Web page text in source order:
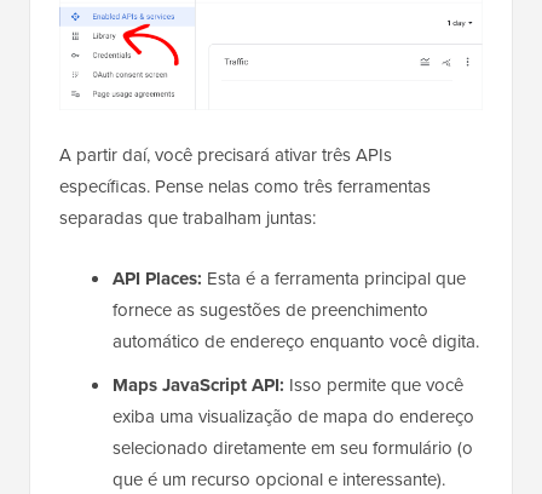
A partir daí, você precisará ativar três APIs
específicas. Pense nelas como três ferramentas
separadas que trabalham juntas:
API Places: Esta é a ferramenta principal que
fornece as sugestões de preenchimento
automático de endereço enquanto você digita.
Maps JavaScript API: Isso permite que você
exiba uma visualização de mapa do endereço
selecionado diretamente em seu formulário (o
que é um recurso opcional e interessante).